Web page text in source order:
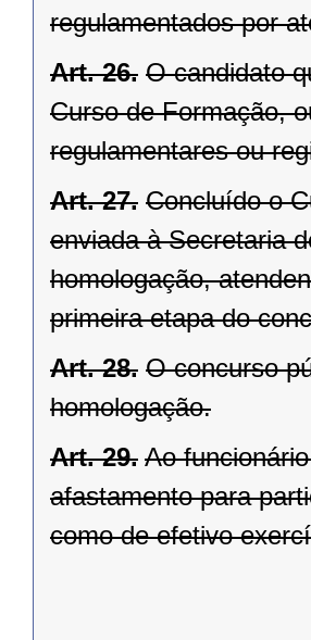
regulamentados por
Art. 26. O candidato
Curso de Formação,
regulamentares ou
Art. 27. Concluído o
enviada à Secretaria
homologação,
primeira etapa do
Art. 28. O concurso
homologação.
Art. 29. Ao
afastamento para
como de efetivo